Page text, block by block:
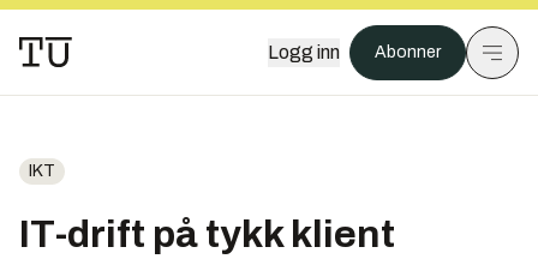
Logg inn Abonner
IKT
IT-drift på tykk klient